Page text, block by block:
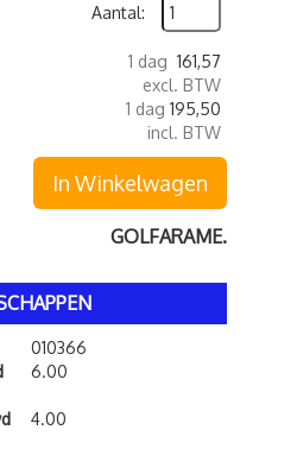
Aantal:
1 dag 161,57
excl. BTW
1 dag 195,50
incl. BTW
In Winkelwagen
GOLFARAME.
010366
6.00
4.00